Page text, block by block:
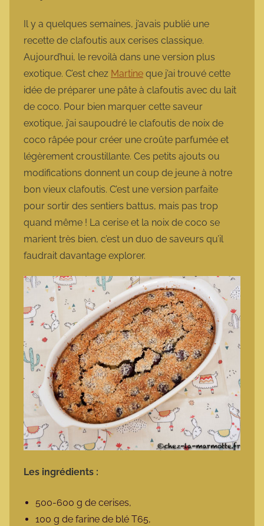
o
t
t
e
Il y a quelques semaines, j’avais publié une
recette de clafoutis aux cerises classique.
Aujourd’hui, le revoilà dans une version plus
exotique. C’est chez Martine que j’ai trouvé cette
idée de préparer une pâte à clafoutis avec du lait
de coco. Pour bien marquer cette saveur
exotique, j’ai saupoudré le clafoutis de noix de
coco râpée pour créer une croûte parfumée et
légèrement croustillante. Ces petits ajouts ou
modifications donnent un coup de jeune à notre
bon vieux clafoutis. C’est une version parfaite
pour sortir des sentiers battus, mais pas trop
quand même ! La cerise et la noix de coco se
marient très bien, c’est un duo de saveurs qu’il
faudrait davantage explorer.
Les ingrédients :
500-600 g de cerises,
100 g de farine de blé T65,